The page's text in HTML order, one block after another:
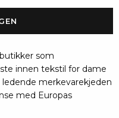
som
innen tekstil for dame
ledende merkevarekjeden
med Europas